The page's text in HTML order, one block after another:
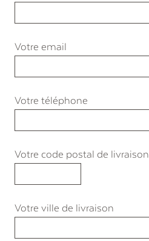
Votre email
Votre téléphone
Votre code postal de livraison
Votre ville de livraison